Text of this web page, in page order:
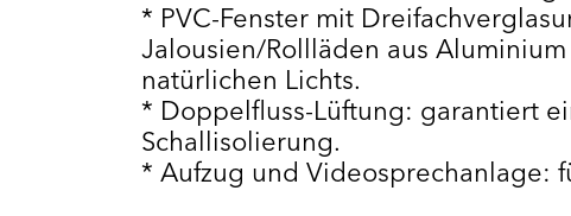
* PVC-Fenster mit
Jalousien/Rollläden aus
natürlichen Lichts.
* Doppelfluss-Lüftung: garantiert
Schallisolierung.
* Aufzug und Videosprechanlage: